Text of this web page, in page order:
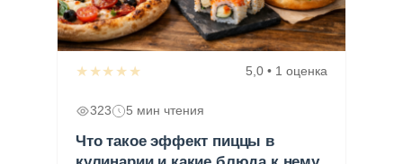
★★★★★ 5,0 • 1 оценка
323 5 мин чтения
Что такое эффект пиццы в